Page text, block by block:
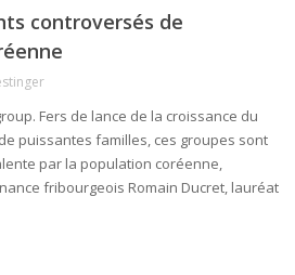
controversés de
Fers de lance de la croissance du
puissantes familles, ces groupes sont
par la population coréenne,
fribourgeois Romain Ducret, lauréat